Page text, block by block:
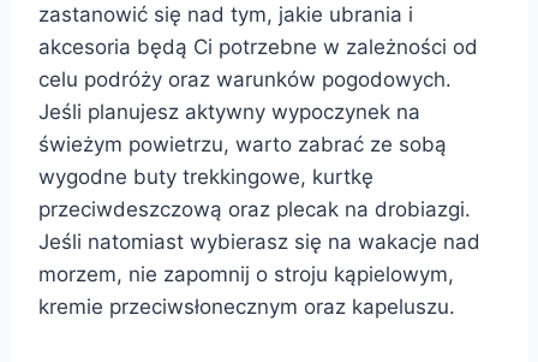
zastanowić się nad tym, jakie ubrania i
akcesoria będą Ci potrzebne w zależności od
celu podróży oraz warunków pogodowych.
Jeśli planujesz aktywny wypoczynek na
świeżym powietrzu, warto zabrać ze sobą
wygodne buty trekkingowe, kurtkę
przeciwdeszczową oraz plecak na drobiazgi.
Jeśli natomiast wybierasz się na wakacje nad
morzem, nie zapomnij o stroju kąpielowym,
kremie przeciwsłonecznym oraz kapeluszu.